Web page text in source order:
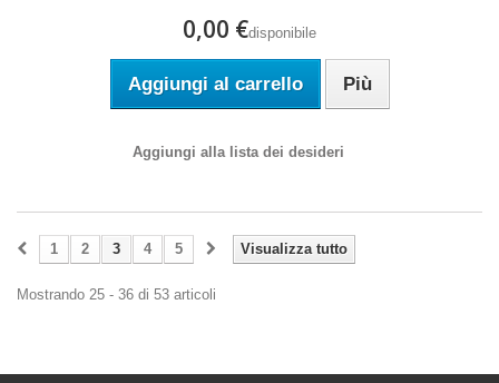
0,00 €disponibile
Aggiungi al carrello Più
Aggiungi alla lista dei desideri
Visualizza tutto
1 2 3 4 5
Mostrando 25 - 36 di 53 articoli